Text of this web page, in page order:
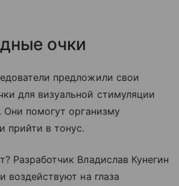
очки
предложили свои
для визуальной стимуляции
Они помогут организму
прийти в тонус.
Разработчик Владислав Кунегин
воздействуют на глаза